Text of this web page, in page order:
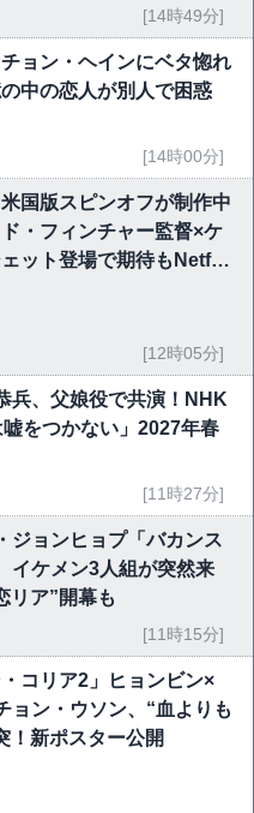
[14時49分]
チョン・ヘインにベタ惚れ
中の恋人が別人で困惑
[14時00分]
米国版スピンオフが制作中
・フィンチャー監督×ケ
ット登場で期待もNetflix
[12時05分]
兵、父娘役で共演！NHK
嘘をつかない」2027年春
[11時27分]
ジョンヒョプ「バカンス
イケメン3人組が突然来
リア”開幕も
[11時15分]
・コリア2」ヒョンビン×
ョン・ウソン、“血よりも
！新ポスター公開